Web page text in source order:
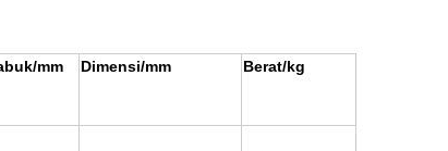
mm Dimensi/mm Berat/kg